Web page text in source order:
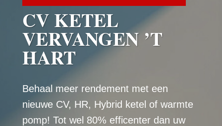
CV KETEL
VERVANGEN ’T
HART
Behaal meer rendement met een
nieuwe CV, HR, Hybrid ketel of warmte
pomp! Tot wel 80% efficenter dan uw